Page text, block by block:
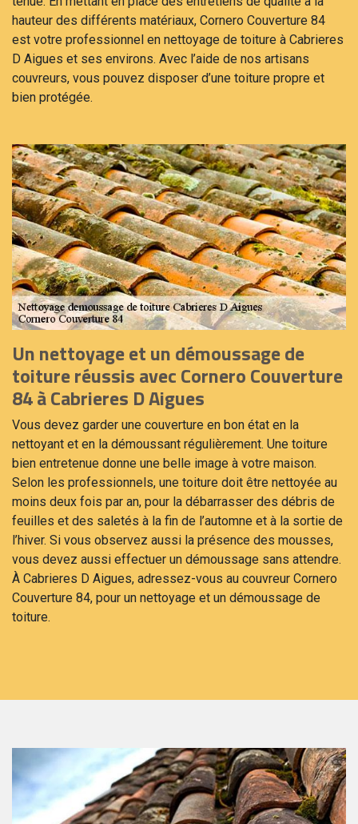
hauteur des différents matériaux, Cornero Couverture 84
est votre professionnel en nettoyage de toiture à Cabrieres
D Aigues et ses environs. Avec l’aide de nos artisans
couvreurs, vous pouvez disposer d’une toiture propre et
bien protégée.
Un nettoyage et un démoussage de
toiture réussis avec Cornero Couverture
84 à Cabrieres D Aigues
Vous devez garder une couverture en bon état en la
nettoyant et en la démoussant régulièrement. Une toiture
bien entretenue donne une belle image à votre maison.
Selon les professionnels, une toiture doit être nettoyée au
moins deux fois par an, pour la débarrasser des débris de
feuilles et des saletés à la fin de l’automne et à la sortie de
l’hiver. Si vous observez aussi la présence des mousses,
vous devez aussi effectuer un démoussage sans attendre.
À Cabrieres D Aigues, adressez-vous au couvreur Cornero
Couverture 84, pour un nettoyage et un démoussage de
toiture.